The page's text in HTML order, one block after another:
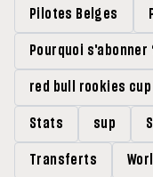
Pilotes Belges
Pourquoi s'abonner
red bull rookies cup
Stats sup
Transferts